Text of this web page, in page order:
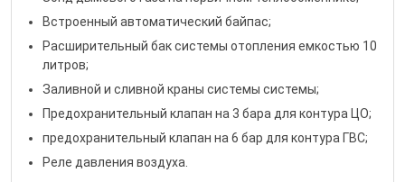
Встроенный автоматический байпас;
Расширительный бак системы отопления емкостью 10
литров;
Заливной и сливной краны системы системы;
Предохранительный клапан на 3 бара для контура ЦО;
предохранительный клапан на 6 бар для контура ГВС;
Реле давления воздуха.